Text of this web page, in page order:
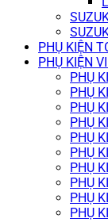
PHỤ KIỆN
PHỤ KIỆN
PHỤ
PHỤ
PHỤ
PHỤ
PHỤ
PHỤ
PHỤ
PHỤ
PHỤ
PHỤ